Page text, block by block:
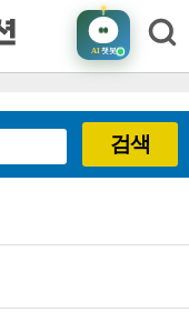
AI챗봇
검색